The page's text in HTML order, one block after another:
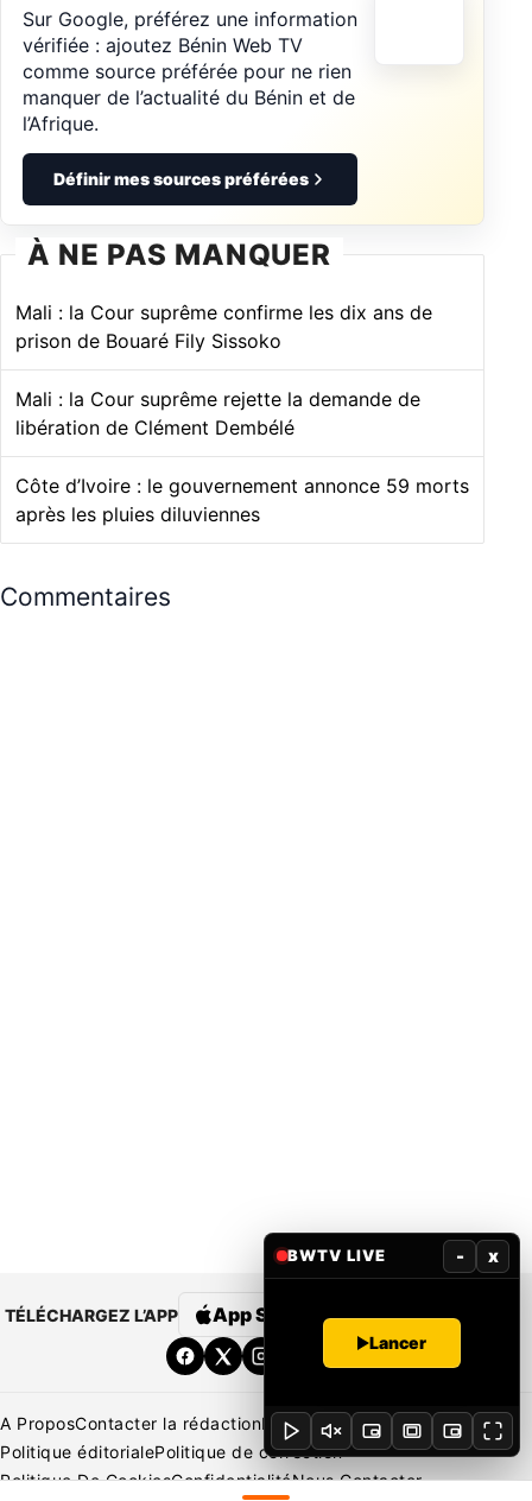
Sur Google, préférez une information
vérifiée : ajoutez Bénin Web TV
comme source préférée pour ne rien
manquer de l’actualité du Bénin et de
l’Afrique.
Définir mes sources préférées
À NE PAS MANQUER
Mali : la Cour suprême confirme les dix ans de
prison de Bouaré Fily Sissoko
Mali : la Cour suprême rejette la demande de
libération de Clément Dembélé
Côte d’Ivoire : le gouvernement annonce 59 morts
après les pluies diluviennes
Commentaires
TÉLÉCHARGEZ L’APP App Store Google Play
A ProposContacter la rédactionRédaction Mentions légales
Politique éditorialePolitique de correction
Politique De CookiesConfidentialitéNous Contacter
BWTV LIVE - x
Lancer